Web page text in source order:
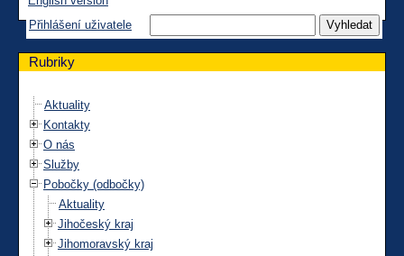
Přihlášení uživatele
Rubriky
Aktuality
Kontakty
O nás
Služby
Pobočky (odbočky)
Aktuality
Jihočeský kraj
Jihomoravský kraj